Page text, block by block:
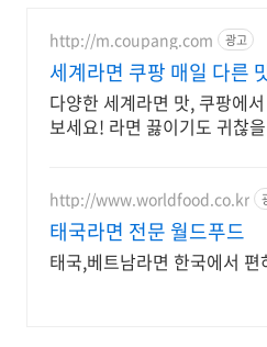
http://m.coupang.com 광고
세계라면 쿠팡 매일 다른
다양한 세계라면 맛, 쿠팡에
보세요! 라면 끓이기도 귀찮
http://www.worldfood.co.kr
태국라면 전문 월드푸드
태국,베트남라면 한국에서